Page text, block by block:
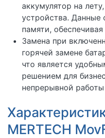
аккумулятор на
устройства. Данные
памяти,
Замена при
горячей замене
что является
решением для
непрерывной
MERTECH